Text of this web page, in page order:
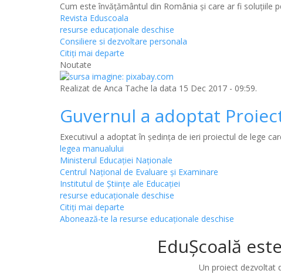
Cum este învățământul din România și care ar fi soluțiile
Revista Eduscoala
resurse educaționale deschise
Consiliere si dezvoltare personala
Citiţi mai departe
Noutate
Realizat de Anca Tache la data 15 Dec 2017 - 09:59.
Guvernul a adoptat
Executivul a adoptat în ședința de ieri proiectul de lege
legea manualului
Ministerul Educației Naționale
Centrul Național de Evaluare și Examinare
Institutul de Științe ale Educației
resurse educaționale deschise
Citiţi mai departe
Abonează-te la resurse educaționale deschise
EduȘcoală
Un proiect dezvoltat